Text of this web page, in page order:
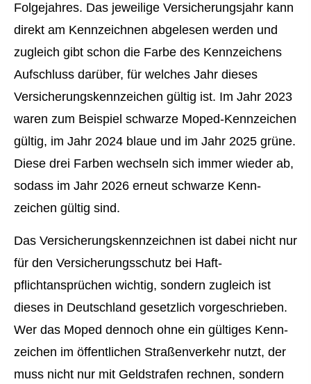
Folgejahres. Das jeweilige Versicherungsjahr kann
direkt am Kennzeichnen abgelesen werden und
zugleich gibt schon die Farbe des Kenn­zeichens
Aufschluss darüber, für welches Jahr dieses
Versicherungskennzeichen gültig ist. Im Jahr 2023
waren zum Beispiel schwarze Moped-Kenn­zeichen
gültig, im Jahr 2024 blaue und im Jahr 2025 grüne.
Diese drei Farben wechseln sich immer wieder ab,
sodass im Jahr 2026 erneut schwarze Kenn­
zeichen gültig sind.
Das Versicherungskennzeichnen ist dabei nicht nur
für den Versicherungsschutz bei Haft­
pflichtansprüchen wichtig, sondern zugleich ist
dieses in Deutschland gesetzlich vorgeschrieben.
Wer das Moped dennoch ohne ein gültiges Kenn­
zeichen im öffentlichen Straßenverkehr nutzt, der
muss nicht nur mit Geldstrafen rechnen, sondern